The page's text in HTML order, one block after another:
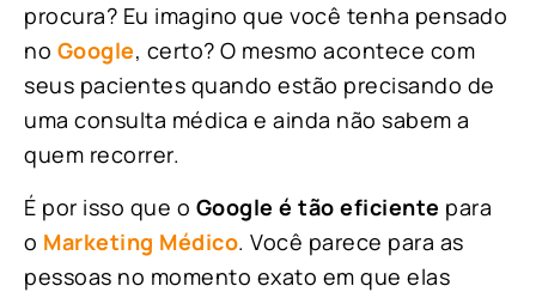
procura? Eu imagino que você tenha pensado
no Google, certo? O mesmo acontece com
seus pacientes quando estão precisando de
uma consulta médica e ainda não sabem a
quem recorrer.
É por isso que o Google é tão eficiente para
o Marketing Médico. Você parece para as
pessoas no momento exato em que elas